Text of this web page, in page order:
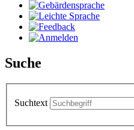
Suche
Suchtext